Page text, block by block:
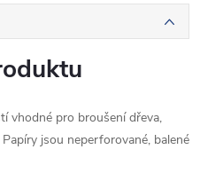
vhodné pro broušení dřeva,
jsou neperforované, balené